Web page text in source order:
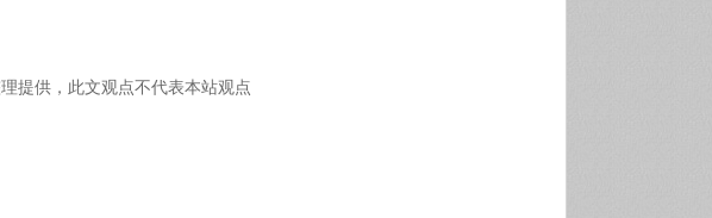
提供，此文观点不代表本站观点